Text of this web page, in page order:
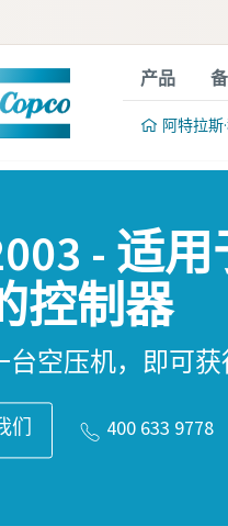
产品
阿特拉斯
- 适
控制器
台空压机，即可
们 400 633 9778